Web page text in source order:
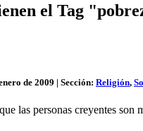
el Tag
de 2009 | Sección: Religión,
las personas creyentes